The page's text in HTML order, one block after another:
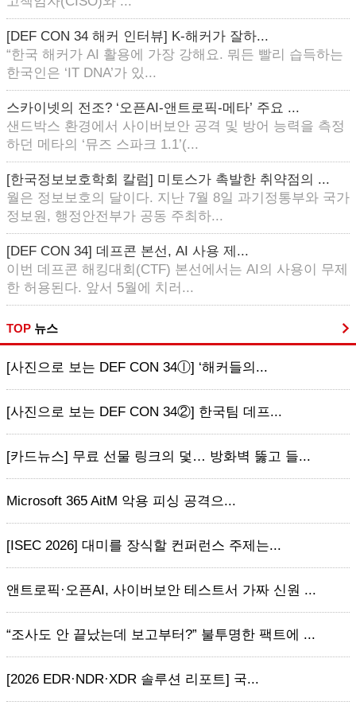
[DEF CON 34 해커 인터뷰] K-해커가 잘하...
“한국 해커가 AI 활용에 가장 강해요. 뭐든 빨리 습득하는
한국인은 ‘IT DNA’가 있...
스카이넷의 전조? ‘오픈AI-앤트로픽-메타’ 주요 ...
샌드박스 환경에서 사이버보안 공격 및 방어 능력을 측정
하던 메타의 ‘뮤즈 스파크 1.1’(...
[한국정보보호학회 칼럼] 미토스가 촉발한 취약점의 ...
월은 정보보호의 달이다. 지난 7월 8일 과기정통부와 국가
정보원, 행정안전부가 공동 주최하...
[DEF CON 34] 데프콘 본선, AI 사용 제...
이번 데프콘 해킹대회(CTF) 본선에서는 AI의 사용이 무제
한 허용된다. 앞서 5월에 치러...
TOP 뉴스
[사진으로 보는 DEF CON 34ⓛ] ‘해커들의...
[사진으로 보는 DEF CON 34②] 한국팀 데프...
[카드뉴스] 무료 선물 링크의 덫… 방화벽 뚫고 들...
Microsoft 365 AitM 악용 피싱 공격으...
[ISEC 2026] 대미를 장식할 컨퍼런스 주제는...
앤트로픽·오픈AI, 사이버보안 테스트서 가짜 신원 ...
“조사도 안 끝났는데 보고부터?” 불투명한 팩트에 ...
[2026 EDR·NDR·XDR 솔루션 리포트] 국...